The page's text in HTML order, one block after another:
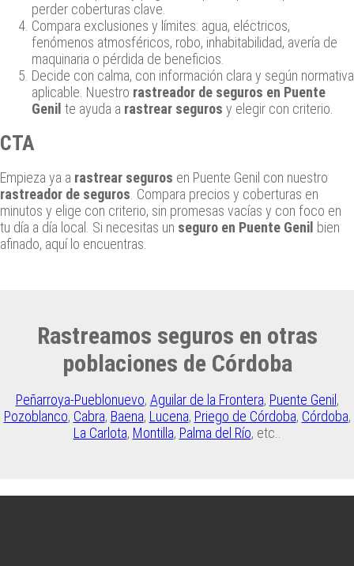
perder coberturas clave.
Compara exclusiones y límites: agua, eléctricos,
fenómenos atmosféricos, robo, inhabitabilidad, avería de
maquinaria o pérdida de beneficios.
Decide con calma, con información clara y según normativa
aplicable. Nuestro rastreador de seguros en Puente
Genil te ayuda a rastrear seguros y elegir con criterio.
CTA
Empieza ya a rastrear seguros en Puente Genil con nuestro
rastreador de seguros . Compara precios y coberturas en
minutos y elige con criterio, sin promesas vacías y con foco en
tu día a día local. Si necesitas un seguro en Puente Genil bien
afinado, aquí lo encuentras.
Rastreamos seguros en otras
poblaciones de Córdoba
Peñarroya-Pueblonuevo, Aguilar de la Frontera, Puente Genil ,
Pozoblanco, Cabra, Baena, Lucena, Priego de Córdoba, Córdoba,
La Carlota, Montilla, Palma del Río, etc..